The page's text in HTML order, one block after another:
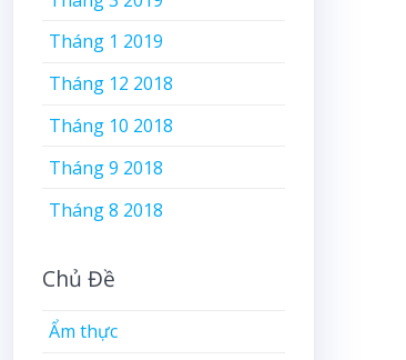
Tháng 1 2019
Tháng 12 2018
Tháng 10 2018
Tháng 9 2018
Tháng 8 2018
Chủ Đề
Ẩm thực